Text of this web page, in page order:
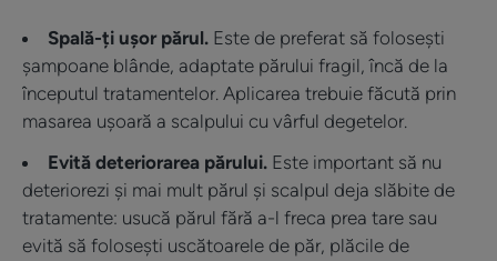
Spală-ți ușor părul. Este de preferat să folosești
șampoane blânde, adaptate părului fragil, încă de la
începutul tratamentelor. Aplicarea trebuie făcută prin
masarea ușoară a scalpului cu vârful degetelor.
Evită deteriorarea părului. Este important să nu
deteriorezi și mai mult părul și scalpul deja slăbite de
tratamente: usucă părul fără a-l freca prea tare sau
evită să folosești uscătoarele de păr, plăcile de